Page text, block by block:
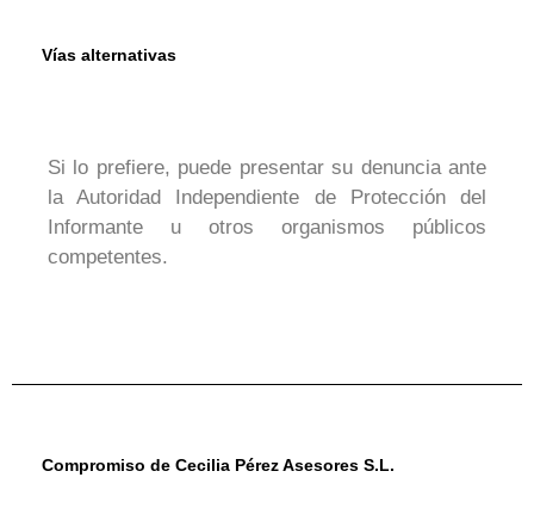
Vías alternativas
Si lo prefiere, puede presentar su denuncia ante
la Autoridad Independiente de Protección del
Informante u otros organismos públicos
competentes.
Compromiso de Cecilia Pérez Asesores S.L.